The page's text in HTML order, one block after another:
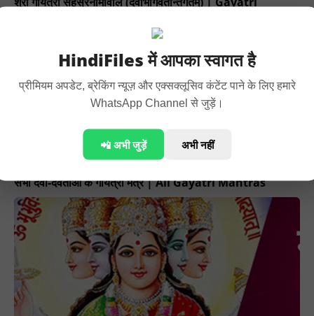
HindiFiles में आपका स्वागत है
प्रीमियम अपडेट, ब्रेकिंग न्यूज़ और एक्सक्लूसिव कंटेंट पाने के लिए हमारे
WhatsApp Channel से जुड़ें।
📲 अभी जुड़ें अभी नहीं
सभी देवी-देवताओं के गायत्री मंत्र | All Gayatri Mantras